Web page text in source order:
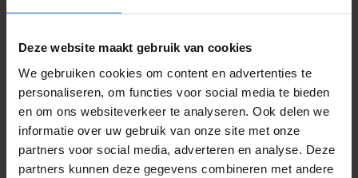
Deze website maakt gebruik van cookies
We gebruiken cookies om content en advertenties te
personaliseren, om functies voor social media te bieden
en om ons websiteverkeer te analyseren. Ook delen we
informatie over uw gebruik van onze site met onze
partners voor social media, adverteren en analyse. Deze
partners kunnen deze gegevens combineren met andere
MERK
Veluwse Vlaggen
Industrie
VORM Rechthoek